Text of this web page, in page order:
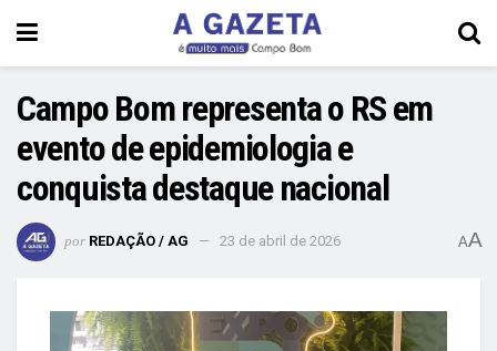
Campo Bom representa o RS em
evento de epidemiologia e
conquista destaque nacional
por REDAÇÃO / AG 23 de abril de 2026 AA